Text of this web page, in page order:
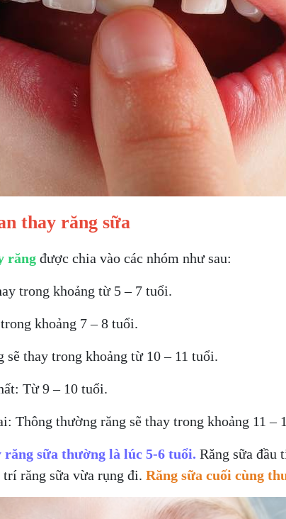
thay răng sữa
răng được chia vào các nhóm như sau:
trong khoảng từ 5 – 7 tuổi.
khoảng 7 – 8 tuổi.
sẽ thay trong khoảng từ 10 – 11 tuổi.
Từ 9 – 10 tuổi.
Thông thường răng sẽ thay trong khoảng 11 –
sữa thường là lúc 5-6 tuổi. Răng sữa đầu
răng sữa vừa rụng đi. Răng sữa cuối cùng